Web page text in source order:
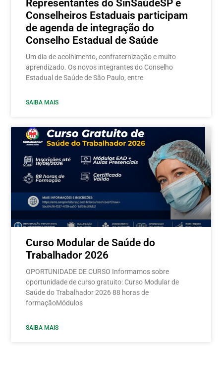
Representantes do SinSaúdeSP e
Conselheiros Estaduais participam
de agenda de integração do
Conselho Estadual de Saúde
Um dia de acolhimento, confraternização e muito
aprendizado. Os novos integrantes do Conselho
Estadual de Saúde de São Paulo, entre
SAIBA MAIS
Curso Modular de Saúde do
Trabalhador 2026
OPORTUNIDADE DE CURSO Informamos sobre
oportunidade de curso gratuito: Curso Modular de
Saúde do Trabalhador 2026 88 horas de
formaçãoMódulos
SAIBA MAIS